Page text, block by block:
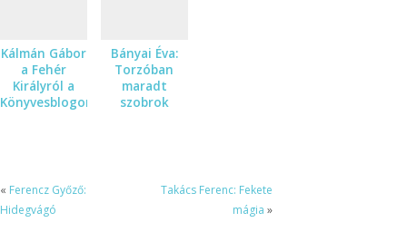
Kálmán Gábor
a Fehér
Királyról a
Könyvesblogon
Bányai Éva:
Torzóban
maradt
szobrok
« Ferencz Győző:
Hidegvágó
Takács Ferenc: Fekete
mágia »